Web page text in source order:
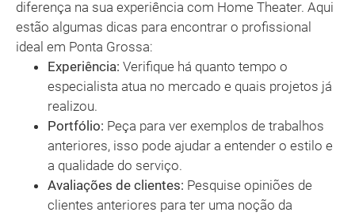
diferença na sua experiência com Home Theater. Aqui
estão algumas dicas para encontrar o profissional
ideal em Ponta Grossa:
Experiência: Verifique há quanto tempo o
especialista atua no mercado e quais projetos já
realizou.
Portfólio: Peça para ver exemplos de trabalhos
anteriores, isso pode ajudar a entender o estilo e
a qualidade do serviço.
Avaliações de clientes: Pesquise opiniões de
clientes anteriores para ter uma noção da